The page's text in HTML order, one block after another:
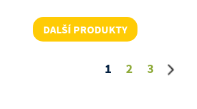
DALŠÍ PRODUKTY
1 2 3